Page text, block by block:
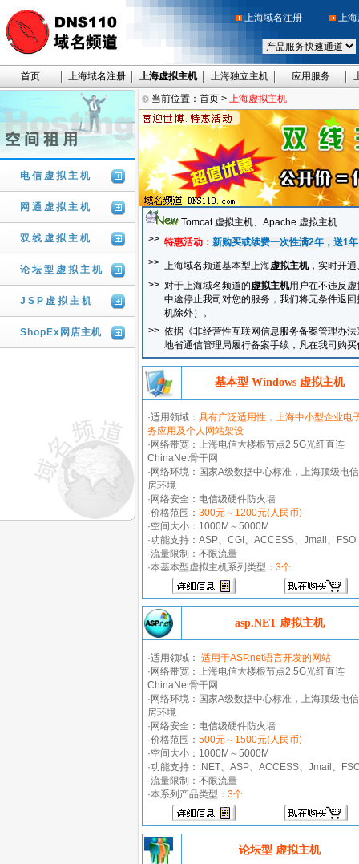
上海域名注册 上
首页 上海域名注册 上海虚拟主机 上海独立主机 应用服务
电信虚拟主机
网通虚拟主机
双线虚拟主机
论坛型虚拟主机
JSP虚拟主机
ShopEx网店主机
当前位置： 首页 > 上海虚拟主机
Tomcat 虚拟主机、 Apache 虚拟主机
>> 特惠活动： 新购买或续费一次性满2年，送1
>> 上海域名频道基本型上海虚拟主机，实时开
>> 对于上海域名频道的虚拟主机用户在不违反
中途停止我司对您的服务，我们将无条件退
机除外）。
>> 依据《非经营性互联网信息服务备案管理办
地省通信管理局履行备案手续，凡在我司购
基本型 Windows 虚拟主机
·适用领域： 具有广泛适用性，上海中小型企业电
务应用及个人网站架设
·网络带宽：上海电信大楼根节点2.5G光纤直连
ChinaNet骨干网
·网络环境：国家A级数据中心标准，上海顶级电
房环境
·网络安全：电信级硬件防火墙
·价格范围： 300元～1200元(人民币)
·空间大小：1000M～5000M
·功能支持：ASP、CGI、ACCESS、Jmail、FSO
·流量限制：不限流量
·本基本型虚拟主机系列类型： 3个
asp.NET 虚拟主机
·适用领域： 适用于ASP.net语言开发的网站
·网络带宽：上海电信大楼根节点2.5G光纤直连
ChinaNet骨干网
·网络环境：国家A级数据中心标准，上海顶级电
房环境
·网络安全：电信级硬件防火墙
·价格范围： 500元～1500元(人民币)
·空间大小：1000M～5000M
·功能支持：.NET、ASP、ACCESS、Jmail、
·流量限制：不限流量
·本系列产品类型： 3个
论坛型 虚拟主机